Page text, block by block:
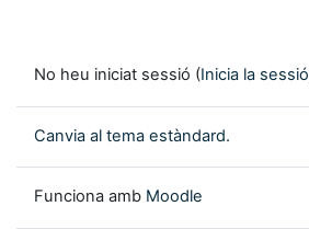
No heu iniciat sessió (Inicia la sessió
Canvia al tema estàndard.
Funciona amb Moodle